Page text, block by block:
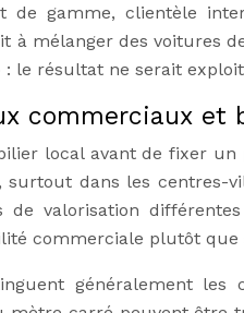
de gamme, clientèle
à mélanger des voitures
le résultat ne serait
commerciaux et
local avant de fixer
dans les centres-
de valorisation
commerciale plutôt que
généralement les